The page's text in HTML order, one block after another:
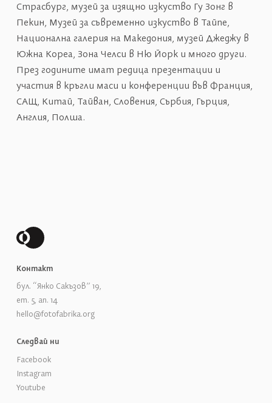
Страсбург, музей за изящно изкуство Гу Зонг в
Пекин, Музей за съвременно изкуство в Тайпе,
Национална галерия на Македония, музей Джеджу в
Южна Кореа, Зона Челси в Ню Йорк и много други.
През годините имат редица презентации и
участия в кръгли маси и конференции във Франция,
САЩ, Китай, Тайван, Словения, Сърбия, Гърция,
Англия, Полша.
Контакт
бул. “Янко Сакъзов” 19,
ет. 5, ап. 14
hello@fotofabrika.org
Следвай ни
Facebook
Instagram
Youtube